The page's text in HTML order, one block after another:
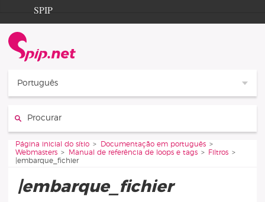
Aller au contenu
Aller à la navigation
SPIP
Documentation
Contribution
Português
Vous êtes ici :
Página inicial do sítio
Documentação em português
Webmasters
Manual de referência de loops e tags
Filtros
|embarque_fichier
|embarque_fichier